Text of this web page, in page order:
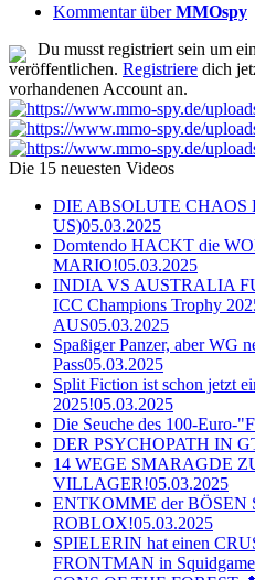
Kommentar überMMOspy
Du musst registriert sein um
veröffentlichen. Registriere dich
vorhandenen Account an.
Die 15 neuesten Videos
DIE ABSOLUTE CHAOS
US)05.03.2025
Domtendo HACKT die
MARIO!05.03.2025
INDIA VS AUSTRALIA
ICC Champions Trophy
AUS05.03.2025
Spaßiger Panzer, aber WG
Pass05.03.2025
Split Fiction ist schon jetzt
2025!05.03.2025
Die Seuche des 100-Euro-
DER PSYCHOPATH IN
14 WEGE SMARAGDE
VILLAGER!05.03.2025
ENTKOMME der BÖSEN
ROBLOX!05.03.2025
SPIELERIN hat einen
FRONTMAN in